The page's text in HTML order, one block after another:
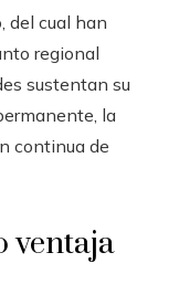
del cual han
regional
sustentan su
la
continua de
ventaja